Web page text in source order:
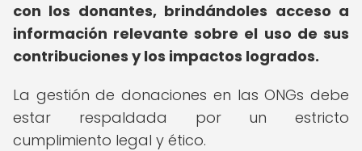
con los donantes, brindándoles acceso a
información relevante sobre el uso de sus
contribuciones y los impactos logrados.
La gestión de donaciones en las ONGs debe
estar respaldada por un estricto
cumplimiento legal y ético.